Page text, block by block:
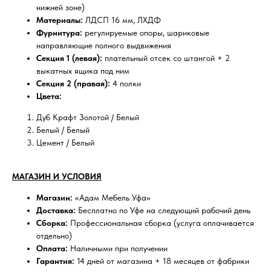
нижней зоне)
Материалы: ЛДСП 16 мм, ЛХДФ
Фурнитура: регулируемые опоры, шариковые
направляющие полного выдвижения
Секция 1 (левая): плательный отсек со штангой + 2
выкатных ящика под ним
Секция 2 (правая): 4 полки
Цвета:
Дуб Крафт Золотой / Белый
Белый / Белый
Цемент / Белый
МАГАЗИН И УСЛОВИЯ
Магазин: «Адам Мебель Уфа»
Доставка: Бесплатно по Уфе на следующий рабочий день
Сборка: Профессиональная сборка (услуга оплачивается
отдельно)
Оплата: Наличными при получении
Гарантия: 14 дней от магазина + 18 месяцев от фабрики